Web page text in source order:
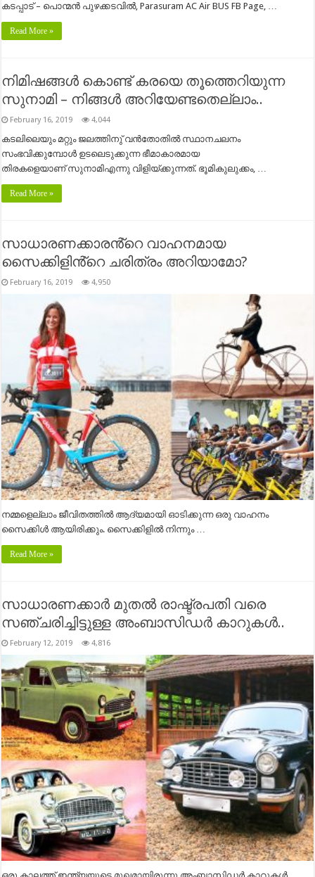
കടപ്പാട് – പൊന്മൻ പുഴക്കടവിൽ, Parasuram AC Air BUS FB Page, …
Read More »
നിമിഷങ്ങൾ കൊണ്ട് കരയെ തൂത്തെറിയുന്ന
സുനാമി – നിങ്ങൾ അറിയേണ്ടതെല്ലാം..
February 16, 2019 4,044
കടലിലെയും മറ്റും ജലത്തിനു് വൻതോതിൽ സ്ഥാനചലനം
സംഭവിക്കുമ്പോൾ ഉടലെടുക്കുന്ന ഭീമാകാരമായ
തിരകളെയാണ് സുനാമിഎന്നു വിളിയ്ക്കുന്നത്. ഭൂമികുലുക്കം, …
Read More »
സാധാരണക്കാരൻ്റെ വാഹനമായ
സൈക്കിളിൻ്റെ ചരിത്രം അറിയാമോ?
February 16, 2019 4,950
നമ്മളെല്ലാം ജീവിതത്തിൽ ആദ്യമായി ഓടിക്കുന്ന ഒരു വാഹനം
സൈക്കിൾ ആയിരിക്കും. സൈക്കിളിൽ നിന്നും …
Read More »
സാധാരണക്കാര്‍ മുതല്‍ രാഷ്ട്രപതി വരെ
സഞ്ചരിച്ചിട്ടുള്ള അംബാസിഡർ കാറുകൾ..
February 12, 2019 4,816